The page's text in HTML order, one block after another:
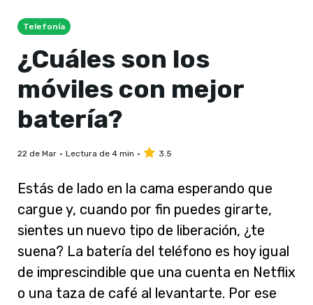
Telefonía
¿Cuáles son los
móviles con mejor
batería?
22 de Mar Lectura de 4 min 3.5
Estás de lado en la cama esperando que
cargue y, cuando por fin puedes girarte,
sientes un nuevo tipo de liberación, ¿te
suena? La batería del teléfono es hoy igual
de imprescindible que una cuenta en Netflix
o una taza de café al levantarte. Por ese